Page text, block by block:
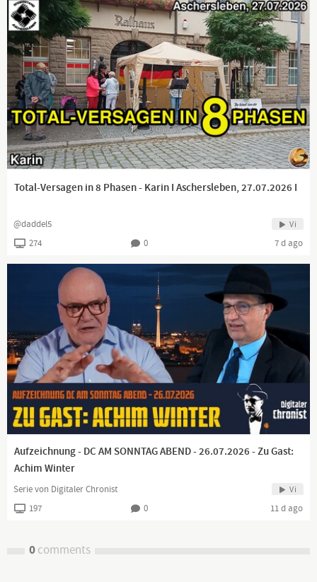
Total-Versagen in 8 Phasen - Karin I Aschersleben, 27.07.2026 I
@daddel5 Vi
274 0 7 d ago
Aufzeichnung - DC AM SONNTAG ABEND - 26.07.2026 - Zu Gast:
Achim Winter
Serie von Digitaler Chronist Vi
197 0 11 d ago
0comments